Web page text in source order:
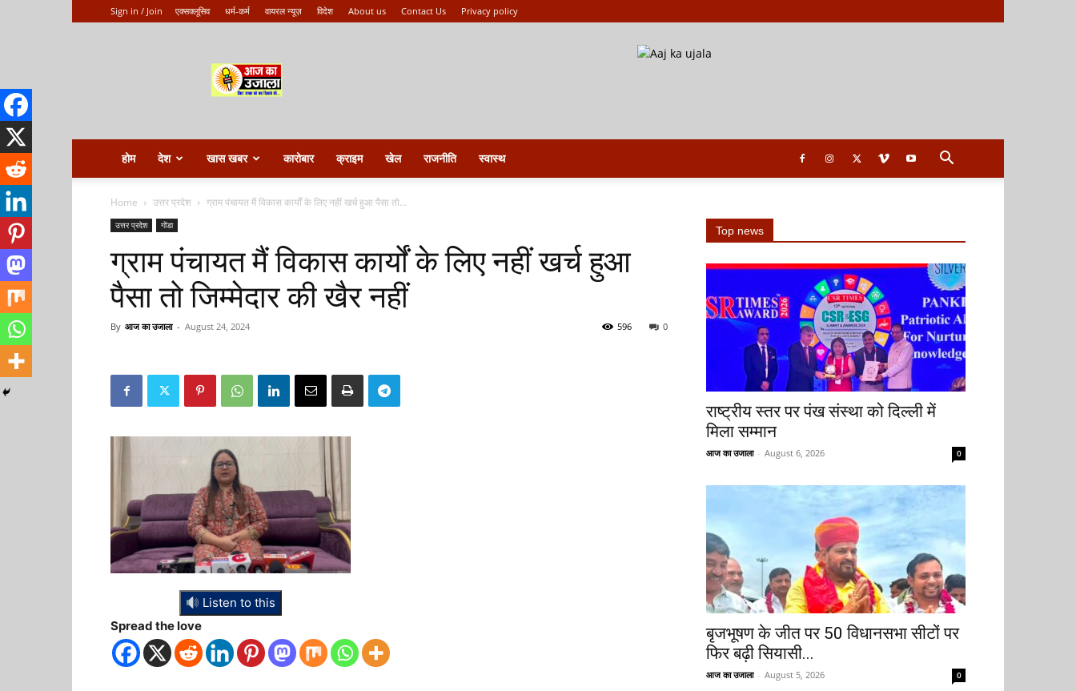
Sign in / Join एक्सक्लूसिव धर्म-कर्म वायरल न्यूज़ विदेश About us Contact Us Privacy policy
ka
ujala
होम देश खास खबर कारोबार क्राइम खेल राजनीति स्वास्थ
Home उत्तर प्रदेश ग्राम पंचायत मैं विकास कार्यों के लिए नहीं खर्च हुआ पैसा तो...
उत्तर प्रदेश गोंडा
ग्राम पंचायत मैं विकास कार्यों के लिए नहीं खर्च हुआ
पैसा तो जिम्मेदार की खैर नहीं
By आज का उजाला - August 24, 2024 0
596
Listen to this
Spread the love
Top news
राष्ट्रीय स्तर पर पंख संस्था को दिल्ली में
मिला सम्मान
आज का उजाला - August 6, 2026 0
बृजभूषण के जीत पर 50 विधानसभा सीटों पर
फिर बढ़ी सियासी...
आज का उजाला - August 5, 2026 0